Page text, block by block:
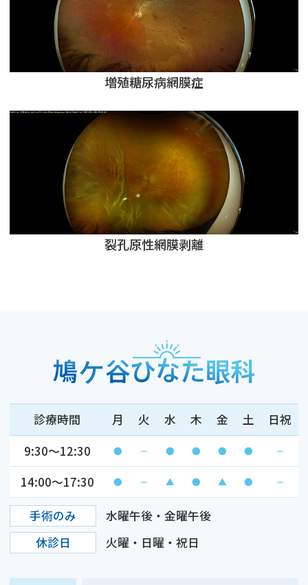
増殖糖尿病網膜症
裂孔原性網膜剥離
手術のみ
水曜午後・金曜午後
休診日
火曜・日曜・祝日
診療時間 月 火 水 木 金 土
日祝
9:30～12:30
● － ● ● ● ● －
14:00～17:30 ● － ▲ ● ▲ ● －